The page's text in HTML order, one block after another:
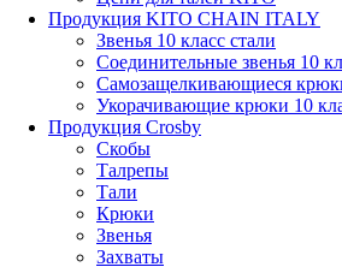
Продукция KITO CHAIN ITALY
Звенья 10 класс стали
Соединительные звенья 10
Самозащелкивающиеся
Укорачивающие крюки 10
Продукция Crosby
Скобы
Талрепы
Тали
Крюки
Звенья
Захваты